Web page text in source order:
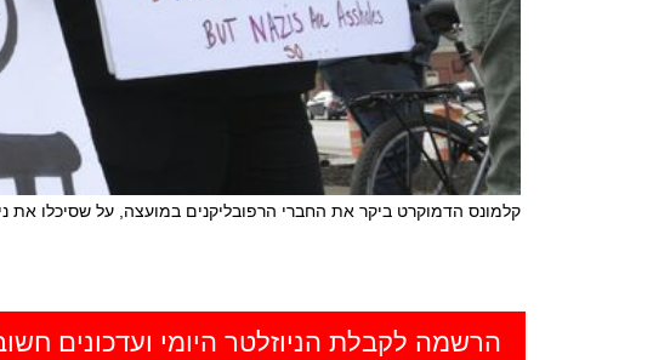
קלמונס הדמוקרט ביקר את החברי הרפובליקנים במועצה, על שסיכלו את
הרשמה לקבלת הניוזלטר היומי ועדכונים